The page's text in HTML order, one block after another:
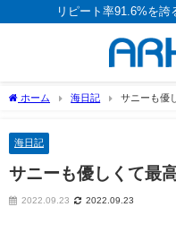
リピート率91.6%を
ホーム 海日記 サニーも優
海日記
サニーも優しくて最
2022.09.23 2022.09.23